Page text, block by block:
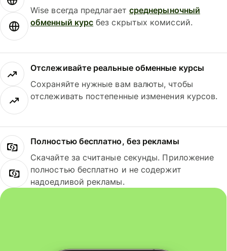
Wise всегда предлагает среднерыночный
обменный курс без скрытых комиссий.
Отслеживайте реальные обменные курсы
Сохраняйте нужные вам валюты, чтобы
отслеживать постепенные изменения курсов.
Полностью бесплатно, без рекламы
Скачайте за считаные секунды. Приложение
полностью бесплатно и не содержит
надоедливой рекламы.